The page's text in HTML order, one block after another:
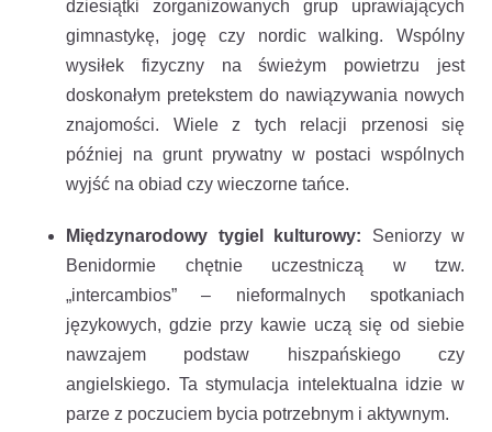
dziesiątki zorganizowanych grup uprawiających
gimnastykę, jogę czy nordic walking. Wspólny
wysiłek fizyczny na świeżym powietrzu jest
doskonałym pretekstem do nawiązywania nowych
znajomości. Wiele z tych relacji przenosi się
później na grunt prywatny w postaci wspólnych
wyjść na obiad czy wieczorne tańce.
Międzynarodowy tygiel kulturowy: Seniorzy w
Benidormie chętnie uczestniczą w tzw.
„intercambios” – nieformalnych spotkaniach
językowych, gdzie przy kawie uczą się od siebie
nawzajem podstaw hiszpańskiego czy
angielskiego. Ta stymulacja intelektualna idzie w
parze z poczuciem bycia potrzebnym i aktywnym.